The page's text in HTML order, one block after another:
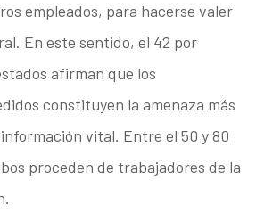
empleados, para hacerse valer
En este sentido, el 42 por
afirman que los
constituyen la amenaza más
vital. Entre el 50 y 80
proceden de trabajadores de la